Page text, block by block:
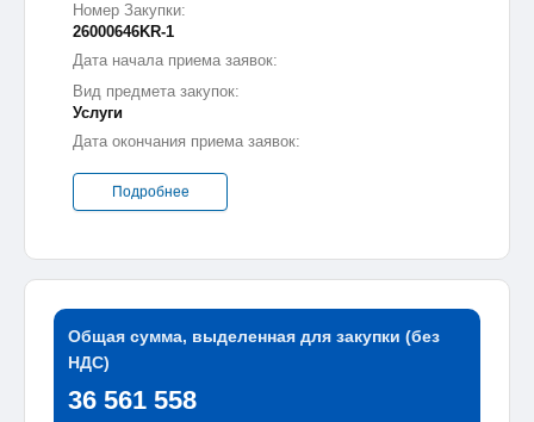
Номер Закупки:
26000646KR-1
Дата начала приема заявок:
Вид предмета закупок:
Услуги
Дата окончания приема заявок:
Подробнее
Общая сумма, выделенная для закупки (без
НДС)
36 561 558